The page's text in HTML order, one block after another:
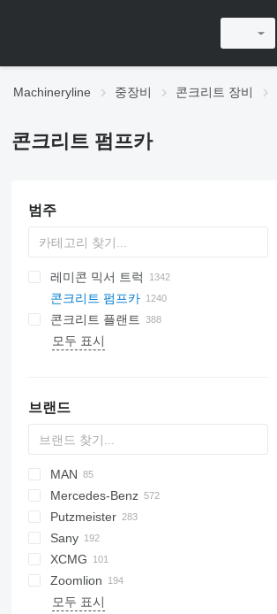
Machineryline 중장비 콘크리트 장비
콘크리트 펌프카
범주
레미콘 믹서 트럭
콘크리트 펌프카
콘크리트 플랜트
모바일 콘크리트 배치 플랜트
모두 표시
브랜드
BM
HD
K-series
Magnum
PC
CF
LF
DFL
Cargo
HM
700
ZZ
EuroCargo
Eurotech
Eurotrakker
Magirus
T-Way
Trakker
CYZ
ELF
42RX170
SKM
MAN
TGA
TGS
Mercedes-Benz
Actros
Arocs
Atego
Axor
S-Class
Canter
Putzmeister
BSF
M-series
Pumi
C-series
Kerax
Sany
SYG
G-series
P-series
S-series
S36
G7
815
T-series
C
FM
FMX
XCMG
HB
Zoomlion
ZLJ
모두 표시